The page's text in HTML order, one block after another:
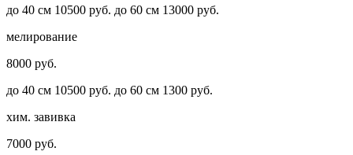
до 40 см 10500 руб. до 60 см 13000 руб.
мелирование
8000 руб.
до 40 см 10500 руб. до 60 см 1300 руб.
хим. завивка
7000 руб.